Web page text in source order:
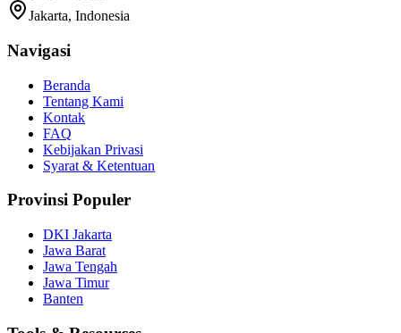
Jakarta, Indonesia
Navigasi
Beranda
Tentang Kami
Kontak
FAQ
Kebijakan Privasi
Syarat & Ketentuan
Provinsi Populer
DKI Jakarta
Jawa Barat
Jawa Tengah
Jawa Timur
Banten